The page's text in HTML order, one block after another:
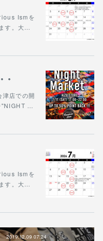
Ismを
す。大…
。
店での開
…
Ismを
す。大…
2019.12.09 07:24